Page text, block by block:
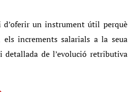
un instrument útil perquè
increments salarials a la seua
detallada de l’evolució retributiva